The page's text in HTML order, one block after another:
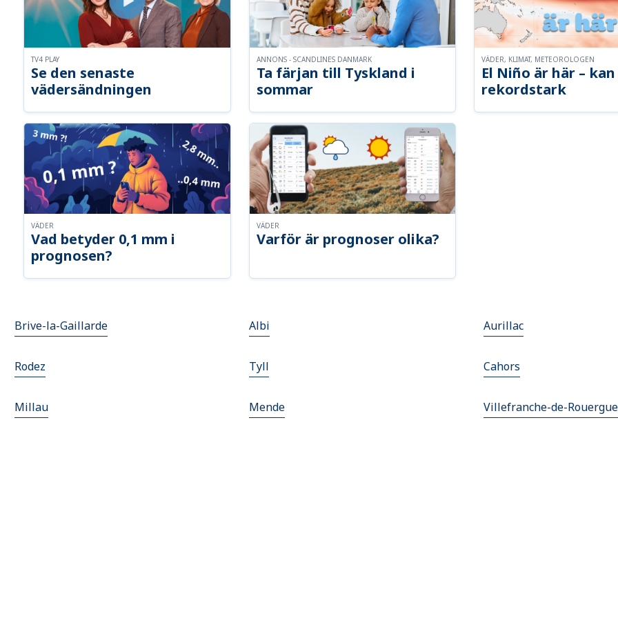
Se den senaste
vädersändningen
TV4 PLAY
Ta färjan till Tyskland i
sommar
ANNONS - SCANDLINES DANMARK
El Niño är här –
rekordstark
VÄDER, KLIMAT, METEOROLOGEN
Vad betyder 0,1 mm i
prognosen?
VÄDER
Varför är prognoser olika?
VÄDER
Brive-la-Gaillarde Albi Aurillac
Rodez Tyll Cahors
Millau Mende Villefranche-de-Rouergue